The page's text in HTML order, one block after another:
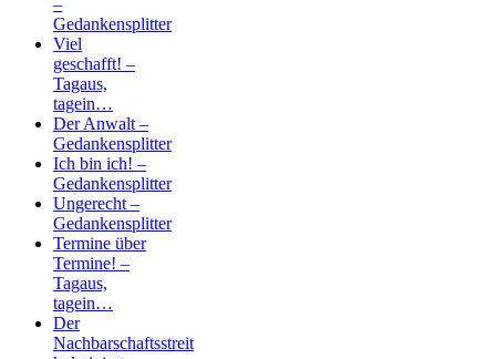
–
Gedankensplitter
Viel
geschafft! –
Tagaus,
tagein…
Der Anwalt –
Gedankensplitter
Ich bin ich! –
Gedankensplitter
Ungerecht –
Gedankensplitter
Termine über
Termine! –
Tagaus,
tagein…
Der
Nachbarschaftsstreit